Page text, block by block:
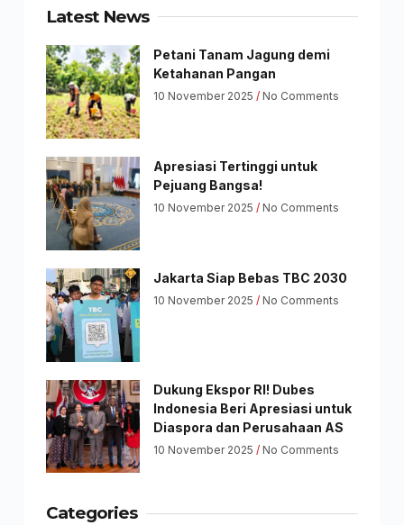
Latest News
Petani Tanam Jagung demi
Ketahanan Pangan
10 November 2025 No Comments
Apresiasi Tertinggi untuk
Pejuang Bangsa!
10 November 2025 No Comments
Jakarta Siap Bebas TBC 2030
10 November 2025 No Comments
Dukung Ekspor RI! Dubes
Indonesia Beri Apresiasi untuk
Diaspora dan Perusahaan AS
10 November 2025 No Comments
Categories